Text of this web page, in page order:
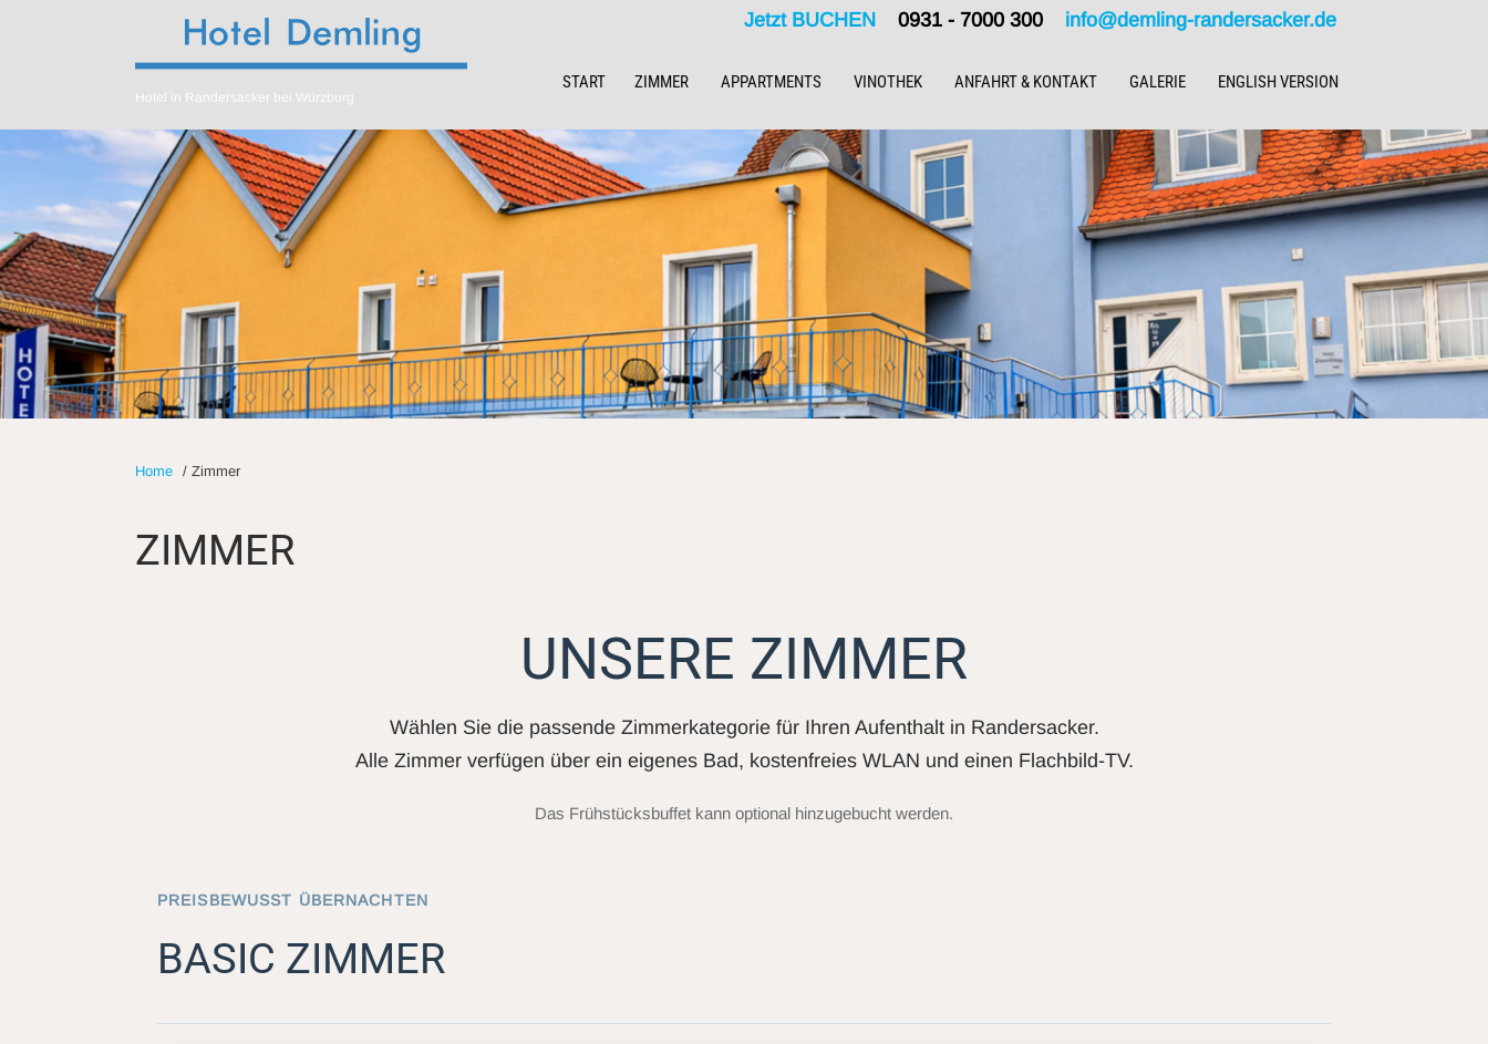
Hotel in Randersacker bei Würzburg
Jetzt BUCHEN0931 - 7000 300 info@demling-randersacker.de
START ZIMMER APPARTMENTS VINOTHEK ANFAHRT & KONTAKT GALERIE ENGLISH VERSION
Home / Zimmer
ZIMMER
UNSERE ZIMMER
Wählen Sie die passende Zimmerkategorie für Ihren Aufenthalt in Randersacker.
Alle Zimmer verfügen über ein eigenes Bad, kostenfreies WLAN und einen Flachbild-TV.
Das Frühstücksbuffet kann optional hinzugebucht werden.
PREISBEWUSST ÜBERNACHTEN
BASIC ZIMMER